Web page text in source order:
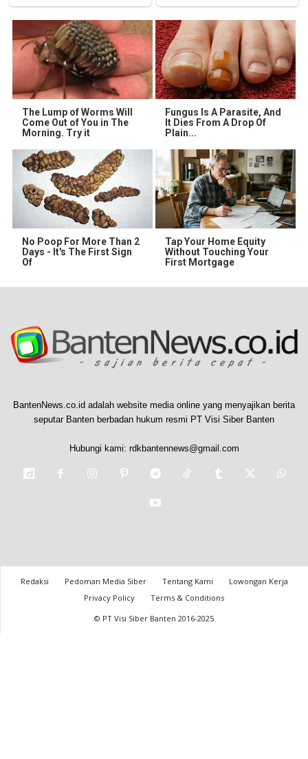
The Lump of Worms Will
Come Out of You in The
Morning. Try it
Fungus Is A Parasite, And
It Dies From A Drop Of
Plain...
No Poop For More Than 2
Days - It's The First Sign
Of
Tap Your Home Equity
Without Touching Your
First Mortgage
BantenNews.co.id adalah website media online yang menyajikan berita
seputar Banten berbadan hukum resmi PT Visi Siber Banten
Hubungi kami: rdkbantennews@gmail.com
Redaksi Pedoman Media Siber Tentang Kami
Lowongan Kerja
Privacy Policy
Terms & Conditions
© PT Visi Siber Banten 2016-2025